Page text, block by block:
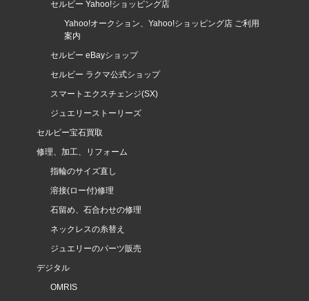
セルビー Yahoo!ショッピング店
Yahoo!オークション、Yahoo!ショッピング店 ご利用
案内
セルビー eBayショップ
セルビー ラクマ公式ショップ
スマートエクスチェンジ(SX)
ジュエリーストーリーズ
セルビー宝石買取
修理、加工、リフォーム
指輪のサイズ直し
溶接(ロー付)修理
石留め、石合わせの修理
ネックレスの糸替え
ジュエリーのパーツ販売
デジタル
OMRIS